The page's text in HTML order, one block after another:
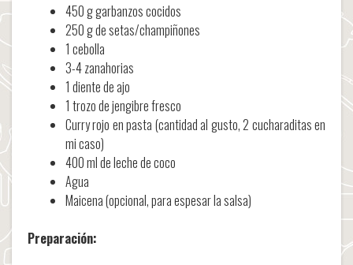
450 g garbanzos cocidos
250 g de setas/champiñones
1 cebolla
3-4 zanahorias
1 diente de ajo
1 trozo de jengibre fresco
Curry rojo en pasta (cantidad al gusto, 2 cucharaditas en
mi caso)
400 ml de leche de coco
Agua
Maicena (opcional, para espesar la salsa)
Preparación: